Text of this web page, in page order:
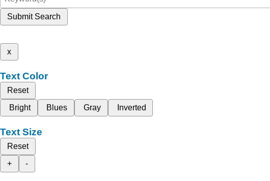
Submit Search
x
Text Color
Reset
Bright
Blues Gray Inverted
Text Size
Reset
+
-